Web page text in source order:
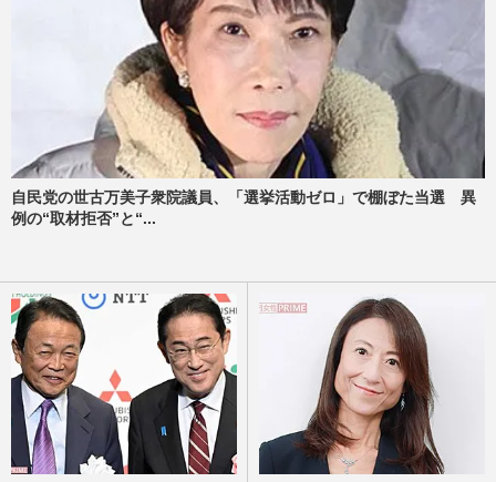
自民党の世古万美子衆院議員、「選挙活動ゼロ」で棚ぼた当選 異
例の“取材拒否”と“...